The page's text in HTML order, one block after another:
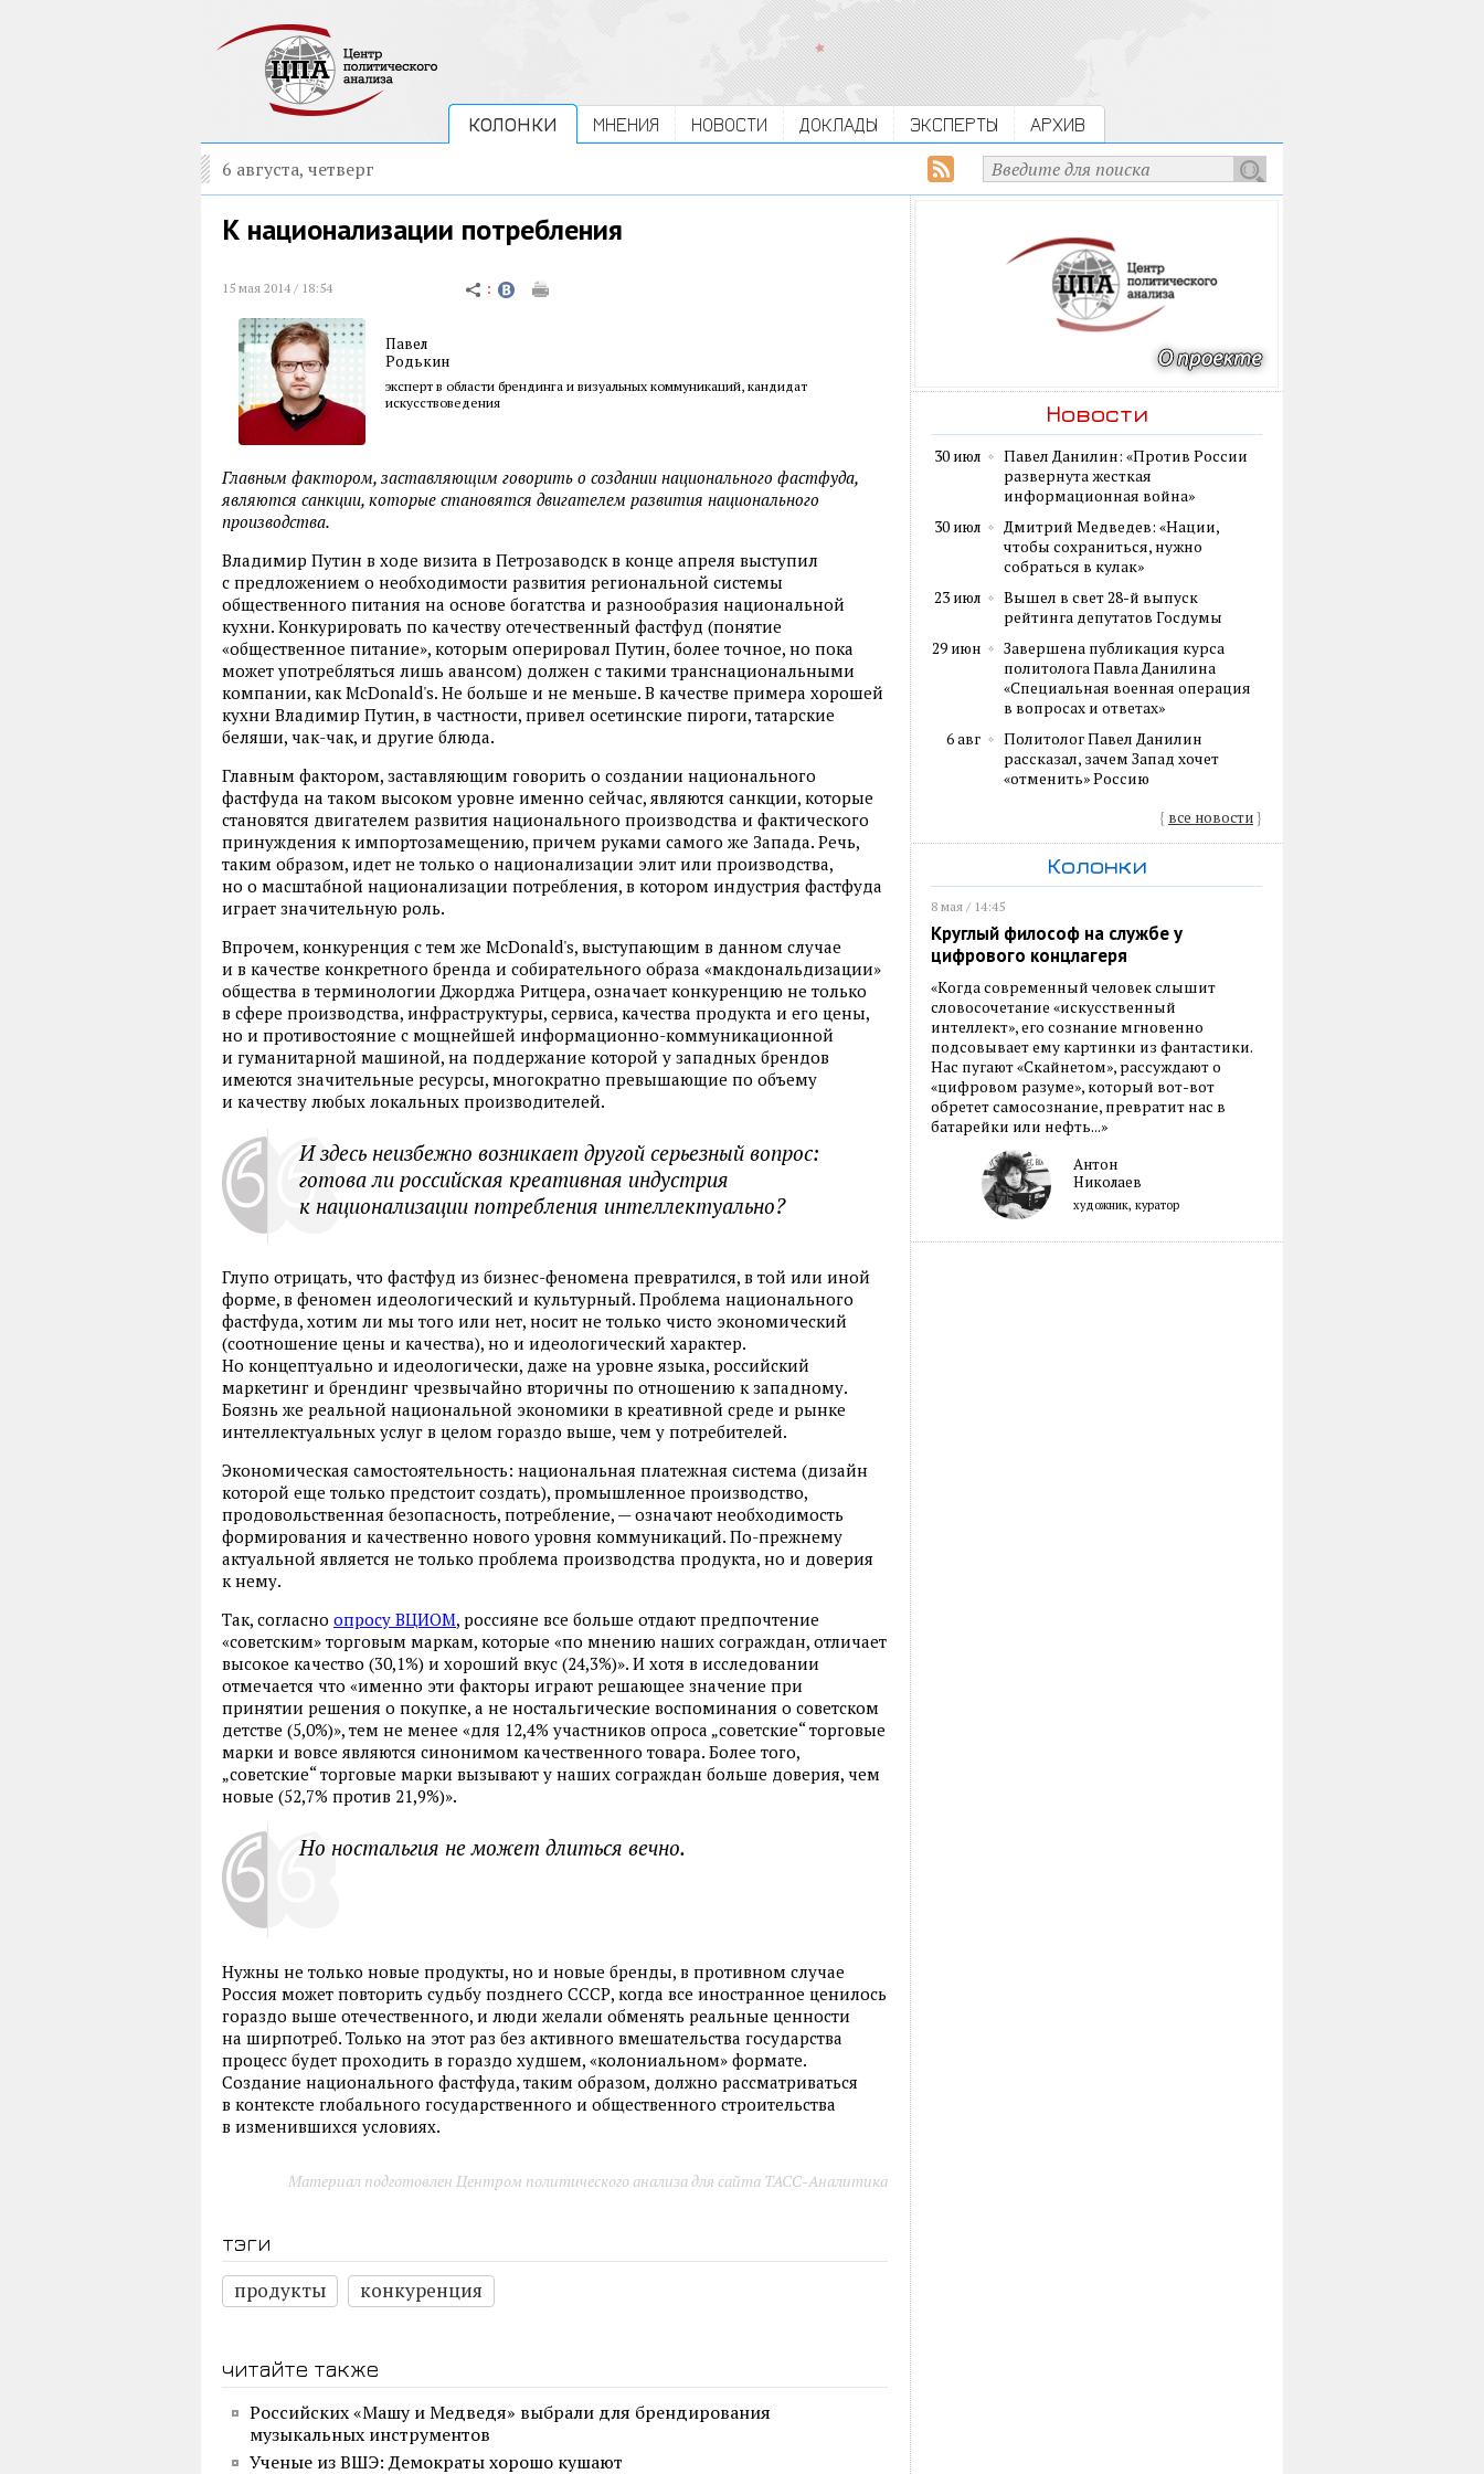
КОЛОНКИ МНЕНИЯ НОВОСТИ ДОКЛАДЫ ЭКСПЕРТЫ АРХИВ
6 августа, четверг
К национализации потребления
15 мая 2014 / 18:54
Павел
Родькин
эксперт в области брендинга и визуальных коммуникаций, кандидат
искусствоведения
Главным фактором, заставляющим говорить о создании национального фастфуда,
являются санкции, которые становятся двигателем развития национального
производства.
Владимир Путин в ходе визита в Петрозаводск в конце апреля выступил
с предложением о необходимости развития региональной системы
общественного питания на основе богатства и разнообразия национальной
кухни. Конкурировать по качеству отечественный фастфуд (понятие
«общественное питание», которым оперировал Путин, более точное, но пока
может употребляться лишь авансом) должен с такими транснациональными
компании, как McDonald's. Не больше и не меньше. В качестве примера хорошей
кухни Владимир Путин, в частности, привел осетинские пироги, татарские
беляши, чак-чак, и другие блюда.
Главным фактором, заставляющим говорить о создании национального
фастфуда на таком высоком уровне именно сейчас, являются санкции, которые
становятся двигателем развития национального производства и фактического
принуждения к импортозамещению, причем руками самого же Запада. Речь,
таким образом, идет не только о национализации элит или производства,
но о масштабной национализации потребления, в котором индустрия фастфуда
играет значительную роль.
Впрочем, конкуренция с тем же McDonald's, выступающим в данном случае
и в качестве конкретного бренда и собирательного образа «макдональдизации»
общества в терминологии Джорджа Ритцера, означает конкуренцию не только
в сфере производства, инфраструктуры, сервиса, качества продукта и его цены,
но и противостояние с мощнейшей информационно-коммуникационной
и гуманитарной машиной, на поддержание которой у западных брендов
имеются значительные ресурсы, многократно превышающие по объему
и качеству любых локальных производителей.
И здесь неизбежно возникает другой серьезный вопрос:
готова ли российская креативная индустрия
к национализации потребления интеллектуально?
Глупо отрицать, что фастфуд из бизнес-феномена превратился, в той или иной
форме, в феномен идеологический и культурный. Проблема национального
фастфуда, хотим ли мы того или нет, носит не только чисто экономический
(соотношение цены и качества), но и идеологический характер.
Но концептуально и идеологически, даже на уровне языка, российский
маркетинг и брендинг чрезвычайно вторичны по отношению к западному.
Боязнь же реальной национальной экономики в креативной среде и рынке
интеллектуальных услуг в целом гораздо выше, чем у потребителей.
Экономическая самостоятельность: национальная платежная система (дизайн
которой еще только предстоит создать), промышленное производство,
продовольственная безопасность, потребление, — означают необходимость
формирования и качественно нового уровня коммуникаций. По-прежнему
актуальной является не только проблема производства продукта, но и доверия
к нему.
Так, согласно опросу ВЦИОМ, россияне все больше отдают предпочтение
«советским» торговым маркам, которые «по мнению наших сограждан, отличает
высокое качество (30,1%) и хороший вкус (24,3%)». И хотя в исследовании
отмечается что «именно эти факторы играют решающее значение при
принятии решения о покупке, а не ностальгические воспоминания о советском
детстве (5,0%)», тем не менее «для 12,4% участников опроса „советские“ торговые
марки и вовсе являются синонимом качественного товара. Более того,
„советские“ торговые марки вызывают у наших сограждан больше доверия, чем
новые (52,7% против 21,9%)».
Но ностальгия не может длиться вечно.
Нужны не только новые продукты, но и новые бренды, в противном случае
Россия может повторить судьбу позднего СССР, когда все иностранное ценилось
гораздо выше отечественного, и люди желали обменять реальные ценности
на ширпотреб. Только на этот раз без активного вмешательства государства
процесс будет проходить в гораздо худшем, «колониальном» формате.
Создание национального фастфуда, таким образом, должно рассматриваться
в контексте глобального государственного и общественного строительства
в изменившихся условиях.
Материал подготовлен Центром политического анализа для сайта ТАСС-Аналитика
тэги
продукты
конкуренция
читайте также
Российских «Машу и Медведя» выбрали для брендирования
музыкальных инструментов
Ученые из ВШЭ: Демократы хорошо кушают
Новости
30 июл
Павел Данилин: «Против России
развернута жесткая
информационная война»
30 июл
Дмитрий Медведев: «Нации,
чтобы сохраниться, нужно
собраться в кулак»
23 июл
Вышел в свет 28-й выпуск
рейтинга депутатов Госдумы
29 июн
Завершена публикация курса
политолога Павла Данилина
«Специальная военная операция
в вопросах и ответах»
6 авг
Политолог Павел Данилин
рассказал, зачем Запад хочет
«отменить» Россию
{ все новости}
Колонки
8 мая / 14:45
Круглый философ на службе у
цифрового концлагеря
«Когда современный человек слышит
словосочетание «искусственный
интеллект», его сознание мгновенно
подсовывает ему картинки из фантастики.
Нас пугают «Скайнетом», рассуждают о
«цифровом разуме», который вот-вот
обретет самосознание, превратит нас в
батарейки или нефть...»
Антон
Николаев
художник, куратор